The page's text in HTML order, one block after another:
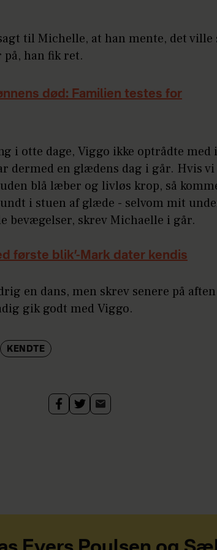
til Michelle, at han mente, det ville
han fik ret.
død: Familien testes for
i otte dage, Viggo ikke optrådte med
dermed en glædens dag i går. Hvis
blå læber og livløs krop, så
i stuen af glæde - selvom mit
bevægelser, skrev Michaelle i går.
første blik’-Mark dater kendis
en dans, men skrev senere på
gik godt med Viggo.
KENDTE